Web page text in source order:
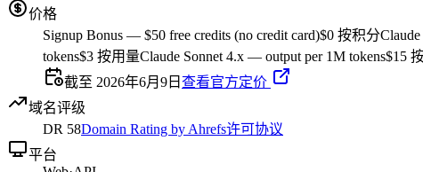
价格
Signup Bonus — $50 free credits (no credit card)$0 按积分
tokens$3 按用量Claude Sonnet 4.x — output per 1M tokens$15
截至 2026年6月9日 查看官方定价
域名评级
DR 58Domain Rating by Ahrefs许可协议
平台